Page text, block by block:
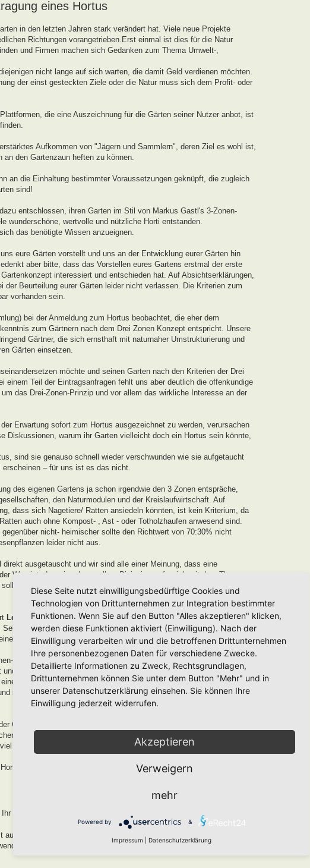
eines Hortus
in den letzten Jahren stark verändert hat. Viele neue Projekte
Richtungen vorangetrieben.Erst einmal ist dies für die Natur
und Firmen machen sich Gedanken zum Thema Umwelt-,
nicht lange auf sich warten, die damit Geld verdienen möchten.
der einst gesteckten Ziele oder die Natur muss sich dem Profit- oder
die eine Auszeichnung für die Gärten seiner Nutzer anbot, ist
Aufkommen von "Jägern und Sammlern", deren Ziel es wohl ist,
den Gartenzaun heften zu können.
an die Einhaltung bestimmter Voraussetzungen geknüpft, die zugleich
sind!
entschlossen, ihren Garten im Stil von Markus Gastl's 3-Zonen-
wunderschöne, wertvolle und nützliche Horti entstanden.
das benötigte Wissen anzueignen.
eure Gärten vorstellt und uns an der Entwicklung eurer Gärten hin
aber bitte, dass das Vorstellen eures Gartens erstmal der erste
interessiert und entschieden hat. Auf Absichtserklärungen,
Beurteilung eurer Gärten leider nicht verlassen. Die Kriterien zum
vorhanden sein.
bei der Anmeldung zum Hortus beobachtet, die eher dem
zum Gärtnern nach dem Drei Zonen Konzept entspricht. Unsere
Gärtner, die sich ernsthaft mit naturnaher Umstrukturierung und
Gärten einsetzen.
möchte und seinen Garten nach den Kriterien der Drei
einem Teil der Eintragsanfragen fehlt uns aber deutlich die offenkundige
das Drei-Zonen-Prinzip und vor allem das wirkliche Interesse an der
Erwartung sofort zum Hortus ausgezeichnet zu werden, verursachen
Diskussionen, warum ihr Garten vielleicht doch ein Hortus sein könnte,
sind sie genauso schnell wieder verschwunden wie sie aufgetaucht
– für uns ist es das nicht.
des eigenen Gartens ja schon irgendwie den 3 Zonen entspräche,
den Naturmodulen und der Kreislaufwirtschaft. Auf
dass sich Nagetiere/ Ratten ansiedeln könnten, ist kein Kriterium, da
auch ohne Kompost- , Ast - oder Totholzhaufen anwesend sind.
nicht- heimischer sollte den Richtwert von 70:30% nicht
leider nicht aus.
ausgetauscht und wir sind alle einer Meinung, dass eine
Weg ist, den wir gehen wollen. Diejenigen, die sich mit dem Thema
mit recht Stolz auf ihr Werk sein können, und an die verleihen wir
Lehr- und Entwicklungszeit von einem Jahrfür neu eingereichte
wir in dieser Zeit keinerlei Weiterentwicklung oder
Auszeichnung von uns ausgesprochen werden.
Modell auseinanderzusetzen und euren Garten auf den Weg zu einem
werden euch mit Tipps und Tricks unterstützen.
mag es länger, beim anderen kürzer sein. Es mag auch Gärten
sich nach Jahren einfach eintragen lassen möchten, diese werden wir
Garten den " Namen HORTUS nach Markus Gastl" tragen kann, der
oder Beugen der Kriterien ist nicht zielführend. Das Drei Zonen
Raum und ausreichend Chancen zur Entwicklung.
ist und kein Garten, an dem ein Schild hängt.
unter Wie funktioniert die Eintragung Eurer Gartenprojekte
Fotos unterlegen.
Diese Seite nutzt einwilligungsbedürftige Cookies und
Technologien von Drittunternehmen zur Integration bestimmter
Funktionen. Wenn Sie auf den Button "Alles akzeptieren" klicken,
werden diese Funktionen aktiviert (Einwilligung). Nach der
Einwilligung verarbeiten wir und die betroffenen Drittunternehmen
Ihre personenbezogenen Daten für verschiedene Zwecke.
Detaillierte Informationen zu Zweck, Rechtsgrundlagen,
Drittunternehmen können Sie unter dem Button "Mehr" und in
unserer Datenschutzerklärung einsehen. Sie können Ihre
Einwilligung jederzeit widerrufen.
Akzeptieren
Verweigern
mehr
Powered by &
Impressum Datenschutzerklärung